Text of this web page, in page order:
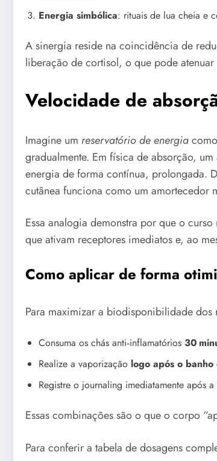
Energia simbólica: rituais de lua cheia e
A sinergia reside na coincidência de
liberação de cortisol, o que pode
Velocidade de
Imagine um reservatório de energia
gradualmente. Em física de absorção,
energia de forma contínua, prolongada.
cutânea funciona como um amortecedor
Essa analogia demonstra por que o curso
que ativam receptores imediatos e, ao
Como aplicar de forma
Para maximizar a biodisponibilidade dos
Consuma os chás anti‑inflamatórios 30
Realize a vaporização logo após o banho
Registre o journaling imediatamente após
Essas combinações são o que o corpo
Para conferir a tabela de dosagens